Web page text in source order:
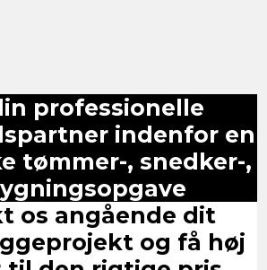
professionelle
indenfor en
tømmer-, snedker-,
os angående dit
og få høj